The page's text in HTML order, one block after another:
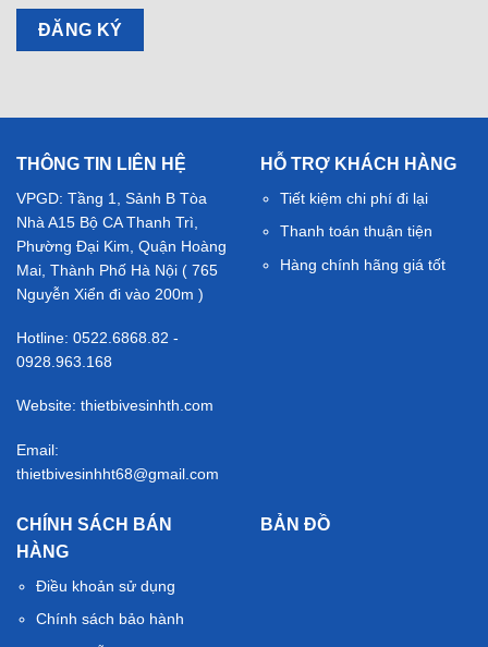
THÔNG TIN LIÊN HỆ
VPGD: Tầng 1, Sảnh B Tòa
Nhà A15 Bộ CA Thanh Trì,
Phường Đại Kim, Quận Hoàng
Mai, Thành Phố Hà Nội ( 765
Nguyễn Xiển đi vào 200m )
Hotline: 0522.6868.82 -
0928.963.168
Website: thietbivesinhth.com
Email:
thietbivesinhht68@gmail.com
HỖ TRỢ KHÁCH HÀNG
Tiết kiệm chi phí đi lại
Thanh toán thuận tiện
Hàng chính hãng giá tốt
CHÍNH SÁCH BÁN
HÀNG
Điều khoản sử dụng
Chính sách bảo hành
BẢN ĐỒ